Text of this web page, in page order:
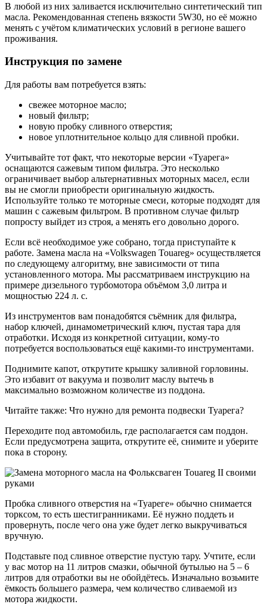
В любой из них заливается исключительно синтетический тип
масла. Рекомендованная степень вязкости 5W30, но её можно
менять с учётом климатических условий в регионе вашего
проживания.
Инструкция по замене
Для работы вам потребуется взять:
свежее моторное масло;
новый фильтр;
новую пробку сливного отверстия;
новое уплотнительное кольцо для сливной пробки.
Учитывайте тот факт, что некоторые версии «Туарега»
оснащаются сажевым типом фильтра. Это несколько
ограничивает выбор альтернативных моторных масел, если
вы не смогли приобрести оригинальную жидкость.
Используйте только те моторные смеси, которые подходят для
машин с сажевым фильтром. В противном случае фильтр
попросту выйдет из строя, а менять его довольно дорого.
Если всё необходимое уже собрано, тогда приступайте к
работе. Замена масла на «Volkswagen Touareg» осуществляется
по следующему алгоритму, вне зависимости от типа
установленного мотора. Мы рассматриваем инструкцию на
примере дизельного турбомотора объёмом 3,0 литра и
мощностью 224 л. с.
Из инструментов вам понадобятся съёмник для фильтра,
набор ключей, динамометрический ключ, пустая тара для
отработки. Исходя из конкретной ситуации, кому-то
потребуется воспользоваться ещё какими-то инструментами.
Поднимите капот, открутите крышку заливной горловины.
Это избавит от вакуума и позволит маслу вытечь в
максимально возможном количестве из поддона.
Читайте также: Что нужно для ремонта подвески Туарега?
Переходите под автомобиль, где располагается сам поддон.
Если предусмотрена защита, открутите её, снимите и уберите
пока в сторону.
Пробка сливного отверстия на «Туареге» обычно снимается
торксом, то есть шестигранниками. Её нужно поддеть и
провернуть, после чего она уже будет легко выкручиваться
вручную.
Подставьте под сливное отверстие пустую тару. Учтите, если
у вас мотор на 11 литров смазки, обычной бутылью на 5 – 6
литров для отработки вы не обойдётесь. Изначально возьмите
ёмкость большего размера, чем количество сливаемой из
мотора жидкости.